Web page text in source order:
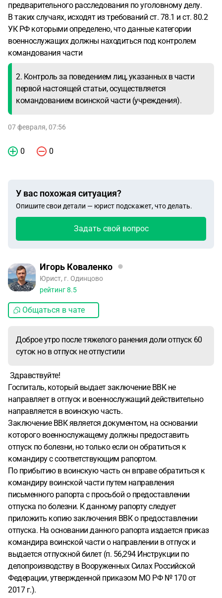
предварительного расследования по уголовному делу.
В таких случаях, исходят из требований ст. 78.1 и ст. 80.2
УК РФ которыми определено, что данные категории
военнослужащих должны находиться под контролем
командования части
2. Контроль за поведением лиц, указанных в части
первой настоящей статьи, осуществляется
командованием воинской части (учреждения).
07 февраля, 07:56
0 0
У вас похожая ситуация?
Опишите свои детали — юрист подскажет, что делать.
Задать свой вопрос
Игорь Коваленко
Юрист, г. Одинцово
рейтинг8.5
Общаться в чате
Доброе утро после тяжелого ранения доли отпуск 60
суток но в отпуск не отпустили
Здравствуйте!
Госпиталь, который выдает заключение ВВК не
направляет в отпуск и военнослужащий действительно
направляется в воинскую часть.
Заключение ВВК является документом, на основании
которого военнослужащему должны предоставить
отпуск по болезни, но только если он обратиться к
командиру с соответствующим рапортом.
По прибытию в воинскую часть он вправе обратиться к
командиру воинской части путем направления
письменного рапорта с просьбой о предоставлении
отпуска по болезни. К данному рапорту следует
приложить копию заключения ВВК о предоставлении
отпуска. На основании данного рапорта издается приказ
командира воинской части о направлении в отпуск и
выдается отпускной билет (п. 56,294 Инструкции по
делопроизводству в Вооруженных Силах Российской
Федерации, утвержденной приказом МО РФ № 170 от
2017 г.).